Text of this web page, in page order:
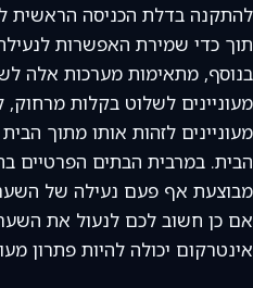
להתקנה בדלת הכניסה הראשית
תוך כדי שמירת האפשרות
בנוסף, מתאימות מערכות אלה
מעוניינים לשלוט בקלות
מעוניינים לזהות אותו מתוך
הבית. במרבית הבתים הפרטיים
מבוצעת אף פעם נעילה של
אם כן חשוב לכם לנעול את
אינטרקום יכולה להיות פתרון